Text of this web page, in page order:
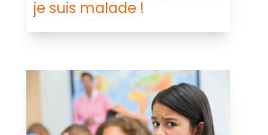
je suis malade !